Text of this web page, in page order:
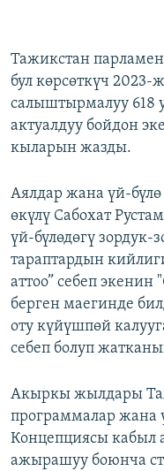
Тажикстан
бул көрсөткүч
салыштырмалуу 618
актуалдуу бойдон
кыларын жазды.
Аялдар жана үй-
өкүлү Сабохат
үй-бүлөдөгү
тараптардын
аттоо” себеп
берген маегинде
оту күйүшпөй
себеп болуп
Акыркы жылдары
программалар жана
Концепциясы кабыл
ажырашуу боюнча